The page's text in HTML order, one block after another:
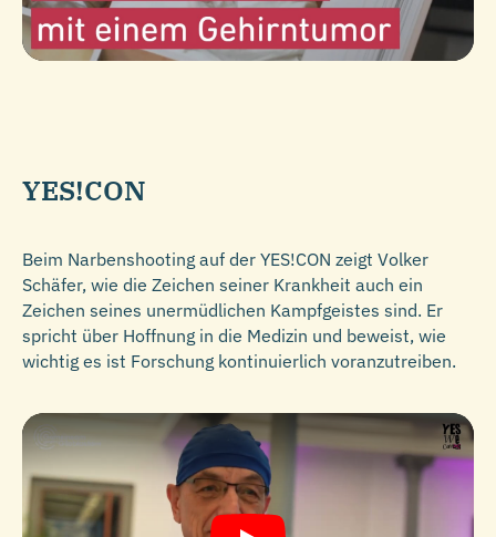
YES!CON
Beim Narbenshooting auf der YES!CON zeigt Volker
Schäfer, wie die Zeichen seiner Krankheit auch ein
Zeichen seines unermüdlichen Kampfgeistes sind. Er
spricht über Hoffnung in die Medizin und beweist, wie
wichtig es ist Forschung kontinuierlich voranzutreiben.